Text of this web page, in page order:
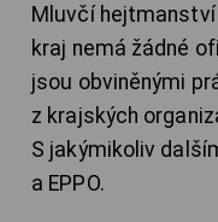
Mluvčí hejtmanství
kraj nemá žádné
jsou obviněnými
z krajských
S jakýmikoliv
a EPPO.